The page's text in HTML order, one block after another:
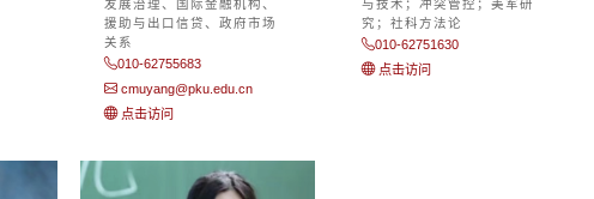
发展治理、国际金融机构、
援助与出口信贷、政府市场
关系
010-62755683
cmuyang@pku.edu.cn
点击访问
与技术；冲突管控；美军研
究；社科方法论
010-62751630
点击访问